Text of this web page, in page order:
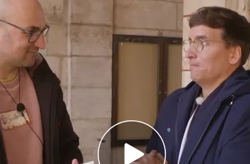
de ‘Lo sabe, no lo sabe’ tras su